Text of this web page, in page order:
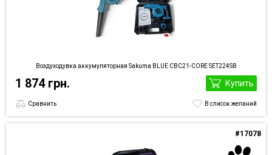
Воздуходувка аккумуляторная Sakuma BLUE CBC21-CORE SET224SB
1 874 грн. Купить
Сравнить В список желаний
#17078